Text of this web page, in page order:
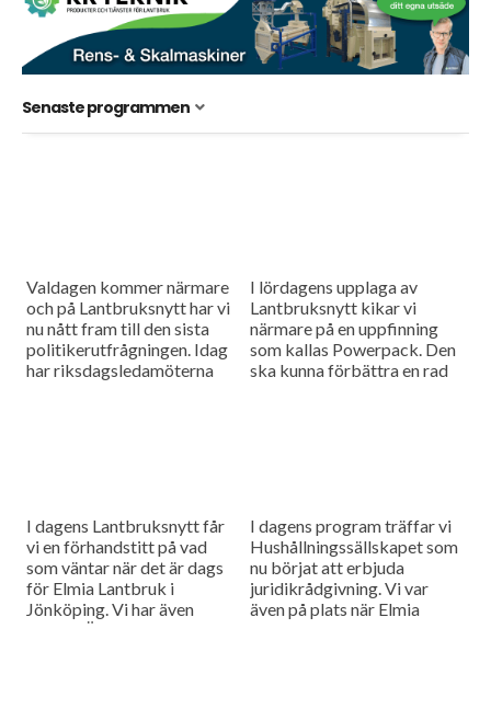
Senaste programmen
Valdagen kommer närmare
och på Lantbruksnytt har vi
nu nått fram till den sista
politikerutfrågningen. Idag
har riksdagsledamöterna
I lördagens upplaga av
Lantbruksnytt kikar vi
närmare på en uppfinning
som kallas Powerpack. Den
ska kunna förbättra en rad
I dagens Lantbruksnytt får
vi en förhandstitt på vad
som väntar när det är dags
för Elmia Lantbruk i
Jönköping. Vi har även
besökt Övedsklosters gods
I dagens program träffar vi
Hushållningssällskapet som
nu börjat att erbjuda
juridikrådgivning. Vi var
även på plats när Elmia